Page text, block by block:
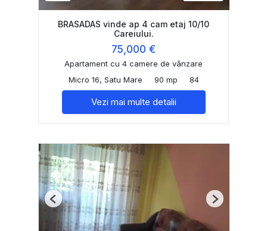
BRASADAS vinde ap 4 cam etaj 10/10
Careiului.
75,000 €
Apartament cu 4 camere de vânzare
Micro 16, Satu Mare
90 mp 84
Vezi mai multe detalii
Previous Next